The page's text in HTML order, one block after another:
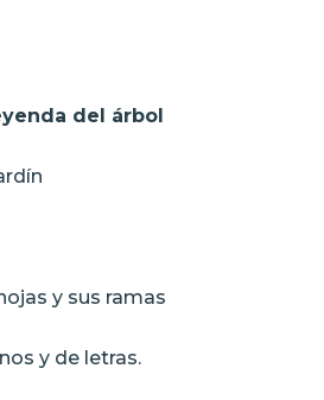
del árbol
y sus ramas
y de letras.